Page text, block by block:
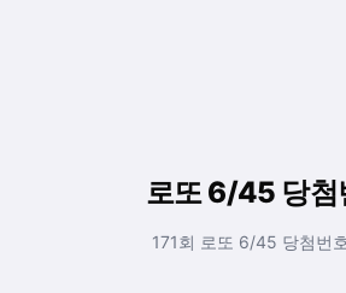
로또 6/45 당첨
171회 로또 6/45 당첨번